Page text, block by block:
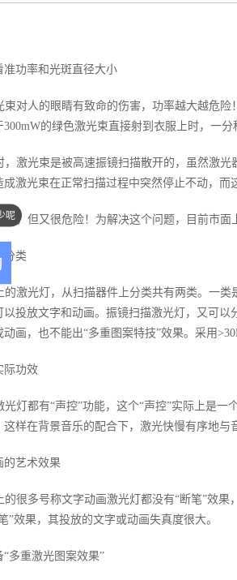
准功率和光斑直径大小
对人的眼睛有致命的伤害，功率越大越危险
的绿色激光束直接射到衣服上时，一
激光束是被高速振镜扫描散开的，虽然激光
成激光束在正常扫描过程中突然停止不动，
，但又很危险！为解决这个问题，目前市面
分类
激光灯，从扫描器件上分类共有两类。一类
以投放文字和动画。振镜扫描激光灯，又可
动画，也不能出“多重图案特技”效果。采用
际功效
灯都有“声控”功能，这个“声控”实际上是一
这样在背景音乐的配合下，激光快慢有序地与
的艺术效果
很多号称文字动画激光灯都没有“断笔”效果
”效果，其投放的文字或动画失真度很大。
“多重激光图案效果”
呢
呢